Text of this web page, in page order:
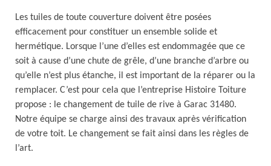
Les tuiles de toute couverture doivent être posées
efficacement pour constituer un ensemble solide et
hermétique. Lorsque l’une d’elles est endommagée que ce
soit à cause d’une chute de grêle, d’une branche d’arbre ou
qu’elle n’est plus étanche, il est important de la réparer ou la
remplacer. C’est pour cela que l’entreprise Histoire Toiture
propose : le changement de tuile de rive à Garac 31480.
Notre équipe se charge ainsi des travaux après vérification
de votre toit. Le changement se fait ainsi dans les règles de
l’art.